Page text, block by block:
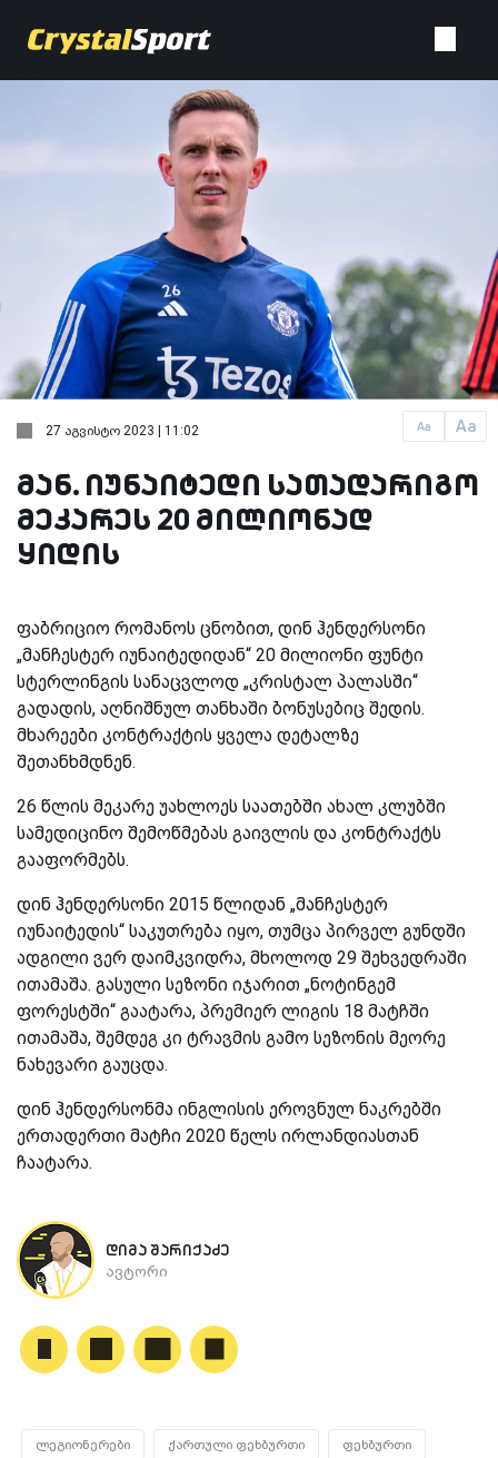
Aa Aa
27 აგვისტო 2023 | 11:02
მან. იუნაიტედი სათადარიგო
მეკარეს 20 მილიონად
ყიდის
ფაბრიციო რომანოს ცნობით, დინ ჰენდერსონი
„მანჩესტერ იუნაიტედიდან“ 20 მილიონი ფუნტი
სტერლინგის სანაცვლოდ „კრისტალ პალასში“
გადადის, აღნიშნულ თანხაში ბონუსებიც შედის.
მხარეები კონტრაქტის ყველა დეტალზე
შეთანხმდნენ.
26 წლის მეკარე უახლოეს საათებში ახალ კლუბში
სამედიცინო შემოწმებას გაივლის და კონტრაქტს
გააფორმებს.
დინ ჰენდერსონი 2015 წლიდან „მანჩესტერ
იუნაიტედის“ საკუთრება იყო, თუმცა პირველ გუნდში
ადგილი ვერ დაიმკვიდრა, მხოლოდ 29 შეხვედრაში
ითამაშა. გასული სეზონი იჯარით „ნოტინგემ
ფორესტში“ გაატარა, პრემიერ ლიგის 18 მატჩში
ითამაშა, შემდეგ კი ტრავმის გამო სეზონის მეორე
ნახევარი გაუცდა.
დინ ჰენდერსონმა ინგლისის ეროვნულ ნაკრებში
ერთადერთი მატჩი 2020 წელს ირლანდიასთან
ჩაატარა.
დიმა შარიქაძე
ავტორი
ლეგიონერები ქართული ფეხბურთი ფეხბურთი